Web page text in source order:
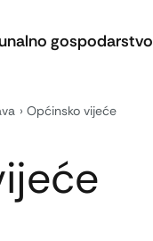
gospodarstvo
Općinsko vijeće